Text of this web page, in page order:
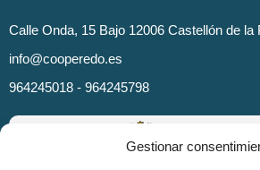
Gestionar
Calle Onda, 15 Bajo 12006 Castellón de la
info@cooperedo.es
964245018 - 964245798